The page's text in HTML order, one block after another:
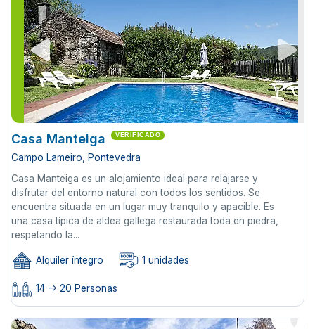
Casa Manteiga VERIFICADO
Campo Lameiro, Pontevedra
Casa Manteiga es un alojamiento ideal para relajarse y
disfrutar del entorno natural con todos los sentidos. Se
encuentra situada en un lugar muy tranquilo y apacible. Es
una casa típica de aldea gallega restaurada toda en piedra,
respetando la...
Alquiler íntegro 1 unidades
14 -> 20 Personas